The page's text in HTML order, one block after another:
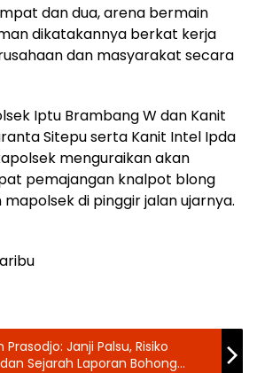
dan dua, arena bermain
dikatakannya berkat kerja
dan masyarakat secara
Iptu Brambang W dan Kanit
Sitepu serta Kanit Intel Ipda
menguraikan akan
pemajangan knalpot blong
mapolsek di pinggir jalan ujarnya.
Janji Palsu, Risiko
Sejarah Laporan Bohong